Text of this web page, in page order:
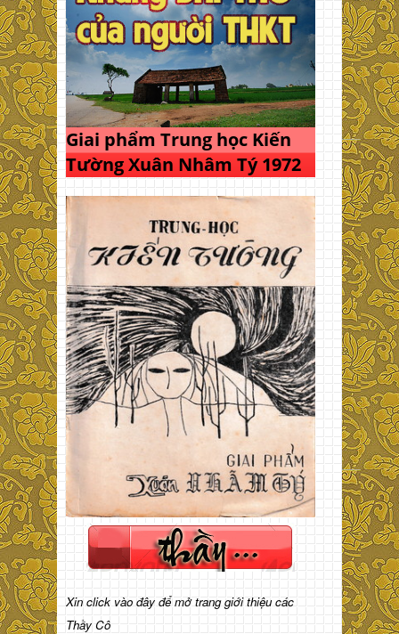
Giai phẩm Trung học Kiến
Tường Xuân Nhâm Tý 1972
Xin click vào đây để mở trang giới thiệu các
Thầy Cô